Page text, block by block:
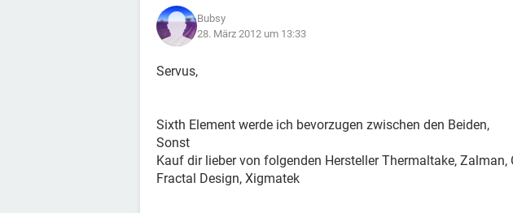
Bubsy
28. März 2012 um 13:33
Servus,
Sixth Element werde ich bevorzugen zwischen den Beiden,
Sonst
Kauf dir lieber von folgenden Hersteller Thermaltake, Zalman,
Fractal Design, Xigmatek